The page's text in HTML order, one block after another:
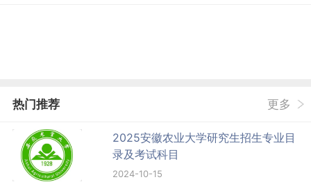
热门推荐 更多
2025安徽农业大学研究生招生专业目
录及考试科目
2024-10-15